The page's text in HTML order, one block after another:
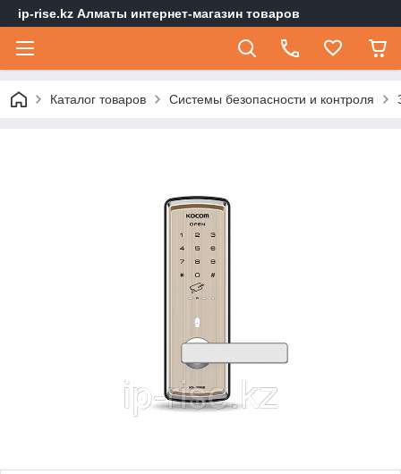
ip-rise.kz Алматы интернет-магазин товаров
Каталог товаров Системы безопасности и контроля